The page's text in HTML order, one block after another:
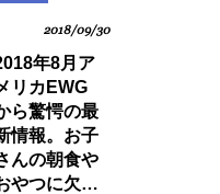
2018/09/30
年8月ア
リカEWG
ら驚愕の最
情報。お子
んの朝食や
やつに欠か